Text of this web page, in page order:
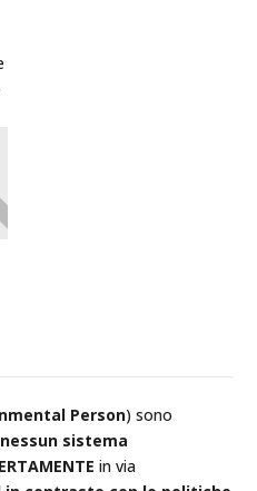
Person) sono
nessun sistema
in via